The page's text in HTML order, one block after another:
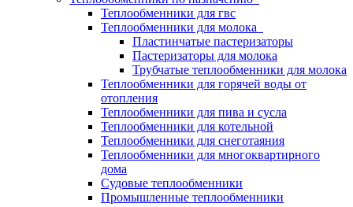
Теплообменники для гвс
Теплообменники для молока
Пластинчатые пастеризаторы
Пастеризаторы для молока
Трубчатые теплообменники для молока
Теплообменники для горячей воды от
отопления
Теплообменники для пива и сусла
Теплообменники для котельной
Теплообменники для снеготаяния
Теплообменники для многоквартирного
дома
Судовые теплообменники
Промышленные теплообменники